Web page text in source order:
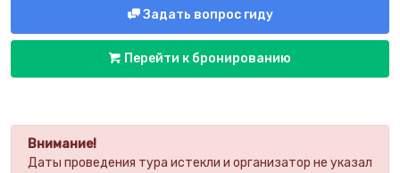
Внимание!
Даты проведения тура истекли и организатор не указал
Задать вопрос гиду
Перейти к бронированию